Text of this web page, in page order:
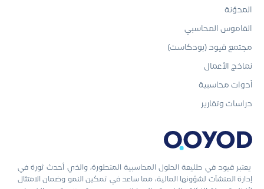
يعتبر قيود في طليعة الحلول المحاسبية المتطورة، والذي أحدث ثورة في
إدارة المنشآت لشؤونها المالية، مما ساعد في تمكين النمو وضمان الامتثال
المدوّنة
القاموس المحاسبي
مجتمع قيود (بودكاست)
نماذج الأعمال
أدوات محاسبية
دراسات وتقارير